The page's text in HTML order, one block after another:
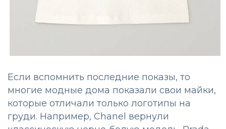
Если вспомнить последние показы, то
многие модные дома показали свои майки,
которые отличали только логотипы на
груди. Например, Chanel вернули